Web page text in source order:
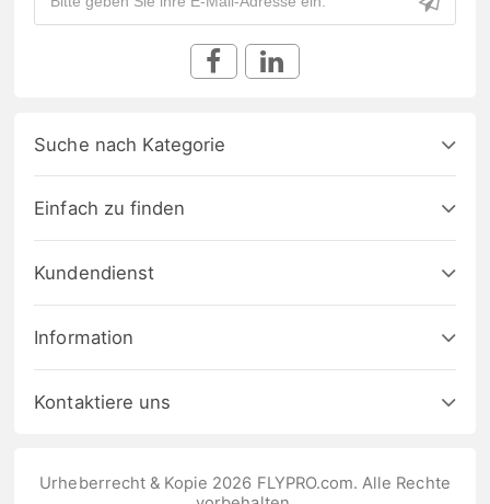
Suche nach Kategorie
Einfach zu finden
Kundendienst
Information
Kontaktiere uns
Urheberrecht & Kopie 2026 FLYPRO.com. Alle Rechte